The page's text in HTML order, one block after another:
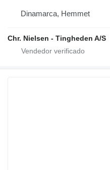
Dinamarca, Hemmet
Chr. Nielsen - Tingheden A/S